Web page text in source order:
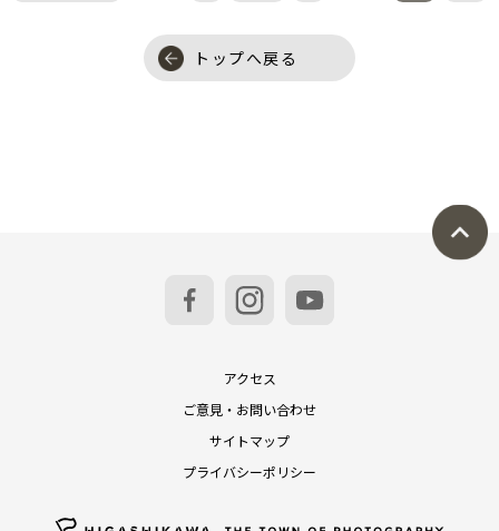
トップへ戻る
アクセス
ご意見・お問い合わせ
サイトマップ
プライバシーポリシー